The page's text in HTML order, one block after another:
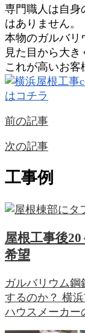
専門職人は自身
はありません。
本物のガルバリ
見た目から大き
これが高いお客
前の記事
次の記事
工事例
屋根工事後
希望
ガルバリウム鋼
するのか？ 横
ハウスメーカ